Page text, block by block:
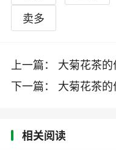
卖多
上一篇： 大菊花茶
2019最新报价
下一篇： 大菊花茶
相关阅读